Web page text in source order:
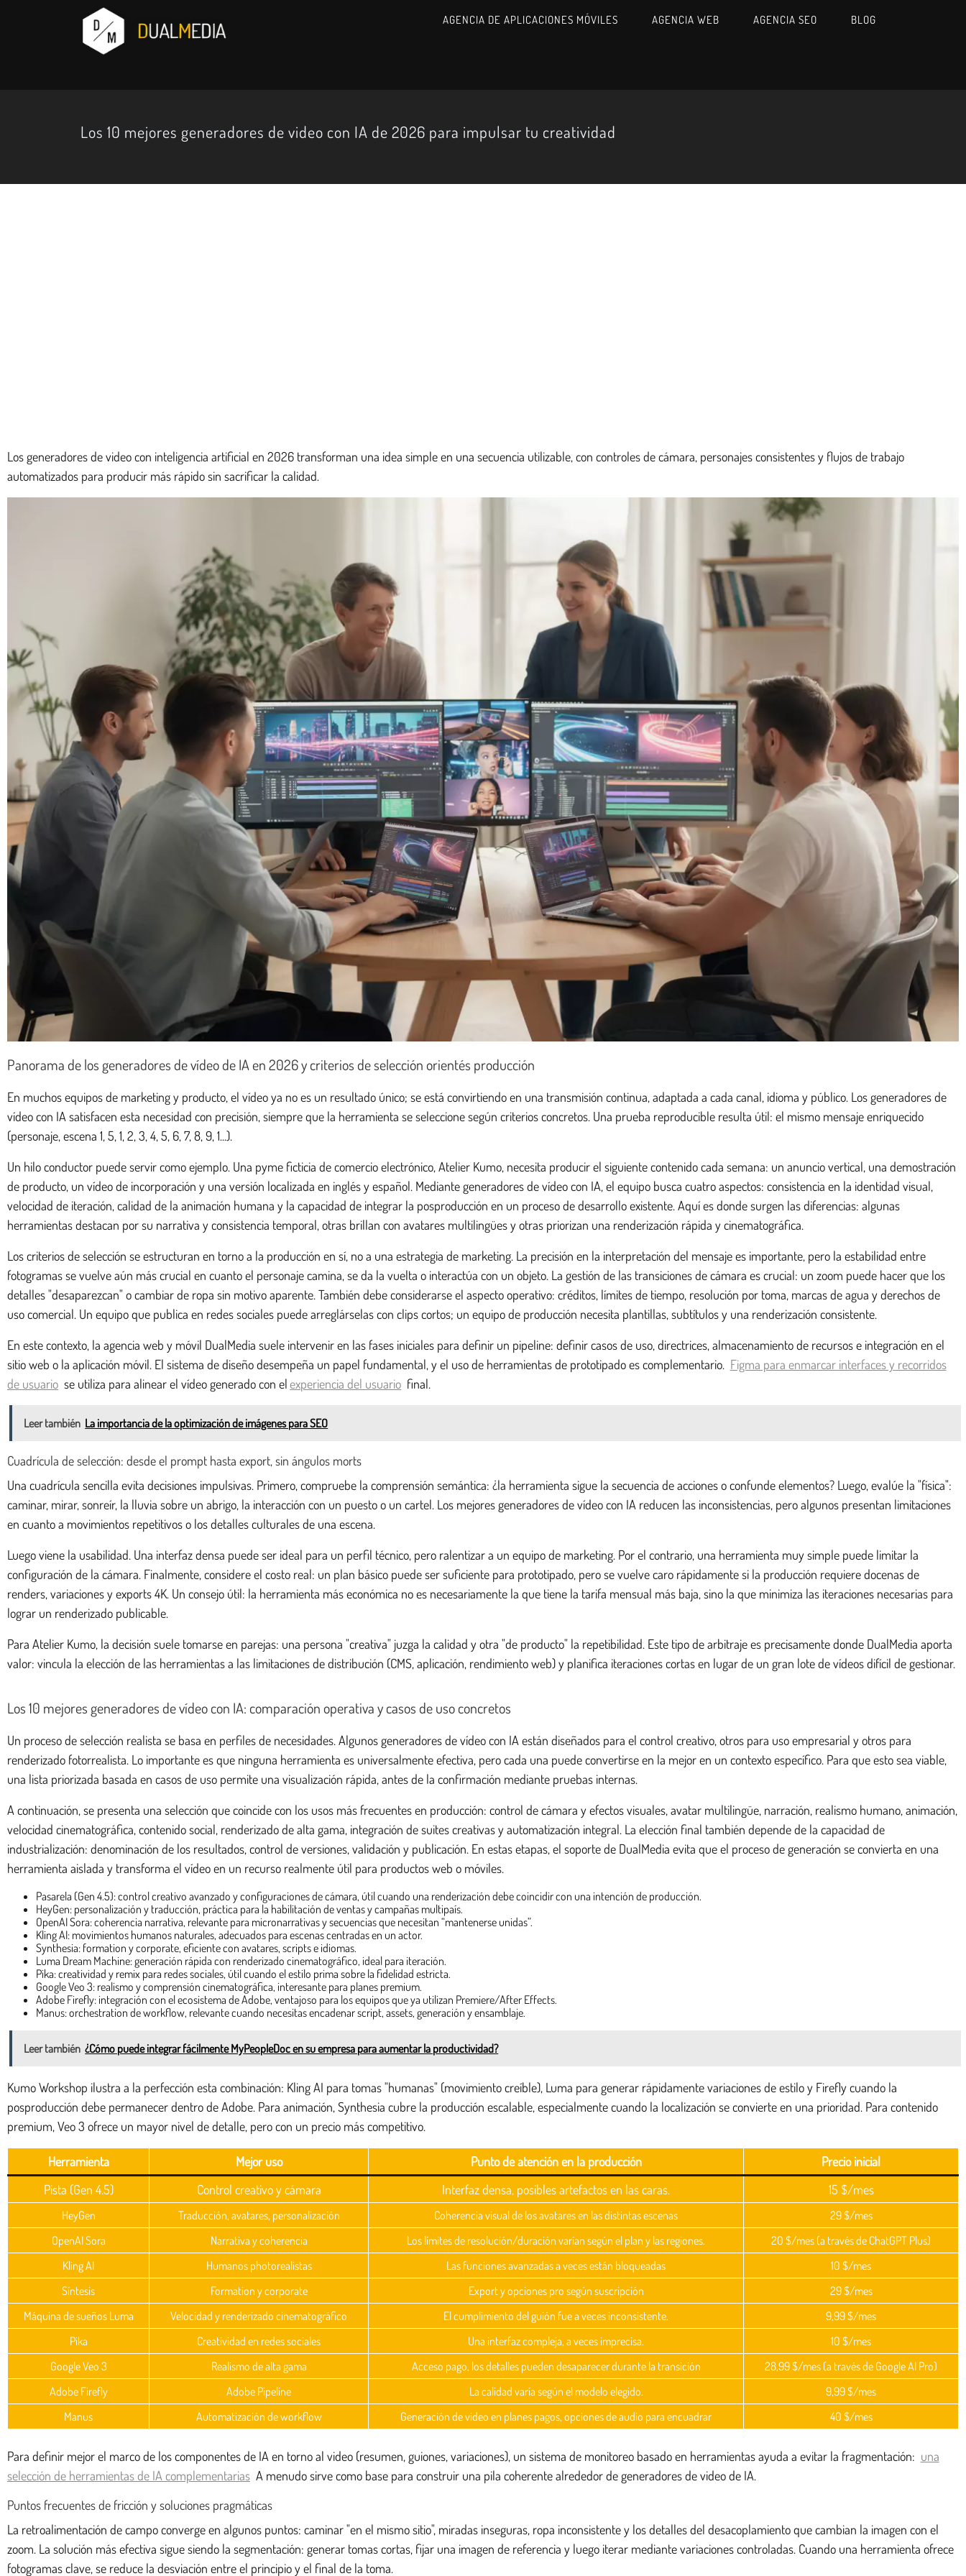
AGENCIA DE APLICACIONES MÓVILES AGENCIA WEB AGENCIA SEO BLOG
Los 10 mejores generadores de video con IA de 2026 para impulsar tu creatividad
Los generadores de video con inteligencia artificial en 2026 transforman una idea simple en una secuencia utilizable, con controles de cámara, personajes consistentes y flujos de trabajo
automatizados para producir más rápido sin sacrificar la calidad.
Panorama de los generadores de vídeo de IA en 2026 y criterios de selección orientés producción
En muchos equipos de marketing y producto, el vídeo ya no es un resultado único; se está convirtiendo en una transmisión continua, adaptada a cada canal, idioma y público. Los generadores de
vídeo con IA satisfacen esta necesidad con precisión, siempre que la herramienta se seleccione según criterios concretos. Una prueba reproducible resulta útil: el mismo mensaje enriquecido
(personaje, escena 1, 5, 1, 2, 3, 4, 5, 6, 7, 8, 9, 1...).
Un hilo conductor puede servir como ejemplo. Una pyme ficticia de comercio electrónico, Atelier Kumo, necesita producir el siguiente contenido cada semana: un anuncio vertical, una demostración
de producto, un vídeo de incorporación y una versión localizada en inglés y español. Mediante generadores de vídeo con IA, el equipo busca cuatro aspectos: consistencia en la identidad visual,
velocidad de iteración, calidad de la animación humana y la capacidad de integrar la posproducción en un proceso de desarrollo existente. Aquí es donde surgen las diferencias: algunas
herramientas destacan por su narrativa y consistencia temporal, otras brillan con avatares multilingües y otras priorizan una renderización rápida y cinematográfica.
Los criterios de selección se estructuran en torno a la producción en sí, no a una estrategia de marketing. La precisión en la interpretación del mensaje es importante, pero la estabilidad entre
fotogramas se vuelve aún más crucial en cuanto el personaje camina, se da la vuelta o interactúa con un objeto. La gestión de las transiciones de cámara es crucial: un zoom puede hacer que los
detalles "desaparezcan" o cambiar de ropa sin motivo aparente. También debe considerarse el aspecto operativo: créditos, límites de tiempo, resolución por toma, marcas de agua y derechos de
uso comercial. Un equipo que publica en redes sociales puede arreglárselas con clips cortos; un equipo de producción necesita plantillas, subtítulos y una renderización consistente.
En este contexto, la agencia web y móvil DualMedia suele intervenir en las fases iniciales para definir un pipeline: definir casos de uso, directrices, almacenamiento de recursos e integración en el
sitio web o la aplicación móvil. El sistema de diseño desempeña un papel fundamental, y el uso de herramientas de prototipado es complementario. Figma para enmarcar interfaces y recorridos
de usuario se utiliza para alinear el vídeo generado con el experiencia del usuario final.
Leer también La importancia de la optimización de imágenes para SEO
Cuadrícula de selección: desde el prompt hasta export, sin ángulos morts
Una cuadrícula sencilla evita decisiones impulsivas. Primero, compruebe la comprensión semántica: ¿la herramienta sigue la secuencia de acciones o confunde elementos? Luego, evalúe la "física":
caminar, mirar, sonreír, la lluvia sobre un abrigo, la interacción con un puesto o un cartel. Los mejores generadores de vídeo con IA reducen las inconsistencias, pero algunos presentan limitaciones
en cuanto a movimientos repetitivos o los detalles culturales de una escena.
Luego viene la usabilidad. Una interfaz densa puede ser ideal para un perfil técnico, pero ralentizar a un equipo de marketing. Por el contrario, una herramienta muy simple puede limitar la
configuración de la cámara. Finalmente, considere el costo real: un plan básico puede ser suficiente para prototipado, pero se vuelve caro rápidamente si la producción requiere docenas de
renders, variaciones y exports 4K. Un consejo útil: la herramienta más económica no es necesariamente la que tiene la tarifa mensual más baja, sino la que minimiza las iteraciones necesarias para
lograr un renderizado publicable.
Para Atelier Kumo, la decisión suele tomarse en parejas: una persona "creativa" juzga la calidad y otra "de producto" la repetibilidad. Este tipo de arbitraje es precisamente donde DualMedia aporta
valor: vincula la elección de las herramientas a las limitaciones de distribución (CMS, aplicación, rendimiento web) y planifica iteraciones cortas en lugar de un gran lote de vídeos difícil de gestionar.
Los 10 mejores generadores de vídeo con IA: comparación operativa y casos de uso concretos
Un proceso de selección realista se basa en perfiles de necesidades. Algunos generadores de vídeo con IA están diseñados para el control creativo, otros para uso empresarial y otros para
renderizado fotorrealista. Lo importante es que ninguna herramienta es universalmente efectiva, pero cada una puede convertirse en la mejor en un contexto específico. Para que esto sea viable,
una lista priorizada basada en casos de uso permite una visualización rápida, antes de la confirmación mediante pruebas internas.
A continuación, se presenta una selección que coincide con los usos más frecuentes en producción: control de cámara y efectos visuales, avatar multilingüe, narración, realismo humano, animación,
velocidad cinematográfica, contenido social, renderizado de alta gama, integración de suites creativas y automatización integral. La elección final también depende de la capacidad de
industrialización: denominación de los resultados, control de versiones, validación y publicación. En estas etapas, el soporte de DualMedia evita que el proceso de generación se convierta en una
herramienta aislada y transforma el vídeo en un recurso realmente útil para productos web o móviles.
Pasarela (Gen 4.5): control creativo avanzado y configuraciones de cámara, útil cuando una renderización debe coincidir con una intención de producción.
HeyGen: personalización y traducción, práctica para la habilitación de ventas y campañas multipaís.
OpenAI Sora: coherencia narrativa, relevante para micronarrativas y secuencias que necesitan “mantenerse unidas”.
Kling AI: movimientos humanos naturales, adecuados para escenas centradas en un actor.
Synthesia: formation y corporate, eficiente con avatares, scripts e idiomas.
Luma Dream Machine: generación rápida con renderizado cinematográfico, ideal para iteración.
Pika: creatividad y remix para redes sociales, útil cuando el estilo prima sobre la fidelidad estricta.
Google Veo 3: realismo y comprensión cinematográfica, interesante para planes premium.
Adobe Firefly: integración con el ecosistema de Adobe, ventajoso para los equipos que ya utilizan Premiere/After Effects.
Manus: orchestration de workflow, relevante cuando necesitas encadenar script, assets, generación y ensamblaje.
Leer también ¿Cómo puede integrar fácilmente MyPeopleDoc en su empresa para aumentar la productividad?
Kumo Workshop ilustra a la perfección esta combinación: Kling AI para tomas "humanas" (movimiento creíble), Luma para generar rápidamente variaciones de estilo y Firefly cuando la
posproducción debe permanecer dentro de Adobe. Para animación, Synthesia cubre la producción escalable, especialmente cuando la localización se convierte en una prioridad. Para contenido
premium, Veo 3 ofrece un mayor nivel de detalle, pero con un precio más competitivo.
Herramienta Mejor uso Punto de atención en la producción
Precio inicial
Pista (Gen 4.5)
Control creativo y cámara Interfaz densa, posibles artefactos en las caras. 15 $/mes
HeyGen Traducción, avatares, personalización Coherencia visual de los avatares en las distintas escenas
29 $/mes
OpenAI Sora
Narrativa y coherencia Los límites de resolución/duración varían según el plan y las regiones.
20 $/mes (a través de ChatGPT Plus)
Kling AI
Humanos photorealistas Las funciones avanzadas a veces están bloqueadas
10 $/mes
Síntesis
Formation y corporate Export y opciones pro según suscripción
29 $/mes
Máquina de sueños Luma
Velocidad y renderizado cinematográfico El cumplimiento del guión fue a veces inconsistente.
9,99 $/mes
Pika
Creatividad en redes sociales Una interfaz compleja, a veces imprecisa.
10 $/mes
Google Veo 3
Realismo de alta gama Acceso pago, los detalles pueden desaparecer durante la transición
28,99 $/mes (a través de Google AI Pro)
Adobe Firefly
Adobe Pipeline La calidad varía según el modelo elegido.
9,99 $/mes
Manus
Automatización de workflow Generación de video en planes pagos, opciones de audio para encuadrar 40 $/mes
Para definir mejor el marco de los componentes de IA en torno al video (resumen, guiones, variaciones), un sistema de monitoreo basado en herramientas ayuda a evitar la fragmentación: una
selección de herramientas de IA complementarias A menudo sirve como base para construir una pila coherente alrededor de generadores de video de IA.
Puntos frecuentes de fricción y soluciones pragmáticas
La retroalimentación de campo converge en algunos puntos: caminar "en el mismo sitio", miradas inseguras, ropa inconsistente y los detalles del desacoplamiento que cambian la imagen con el
zoom. La solución más efectiva sigue siendo la segmentación: generar tomas cortas, fijar una imagen de referencia y luego iterar mediante variaciones controladas. Cuando una herramienta ofrece
fotogramas clave, se reduce la desviación entre el principio y el final de la toma.